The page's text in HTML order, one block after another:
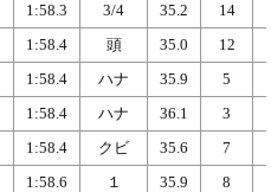
1:58.3 3/4 35.2 14
1:58.4 頭 35.0 12
1:58.4 ハナ 35.9 5
1:58.4 ハナ 36.1 3
1:58.4 クビ 35.6 7
1:58.6 １ 35.9 8